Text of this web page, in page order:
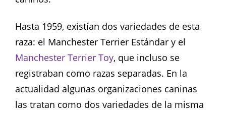
Hasta 1959, existían dos variedades de esta
raza: el Manchester Terrier Estándar y el
Manchester Terrier Toy, que incluso se
registraban como razas separadas. En la
actualidad algunas organizaciones caninas
las tratan como dos variedades de la misma